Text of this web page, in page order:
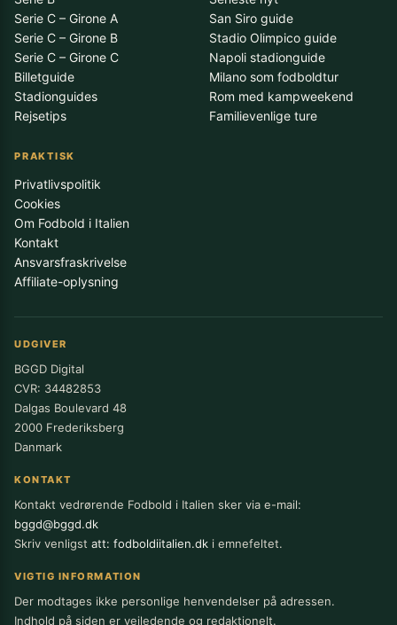
Serie C – Girone A
Serie C – Girone B
Serie C – Girone C
Billetguide
Stadionguides
Rejsetips
San Siro guide
Stadio Olimpico guide
Napoli stadionguide
Milano som fodboldtur
Rom med kampweekend
Familievenlige ture
PRAKTISK
Privatlivspolitik
Cookies
Om Fodbold i Italien
Kontakt
Ansvarsfraskrivelse
Affiliate-oplysning
UDGIVER
BGGD Digital
CVR: 34482853
Dalgas Boulevard 48
2000 Frederiksberg
Danmark
KONTAKT
Kontakt vedrørende Fodbold i Italien sker via e-mail:
bggd@bggd.dk
Skriv venligst att: fodboldiitalien.dk i emnefeltet.
VIGTIG INFORMATION
Der modtages ikke personlige henvendelser på adressen.
Indhold på siden er vejledende og redaktionelt.